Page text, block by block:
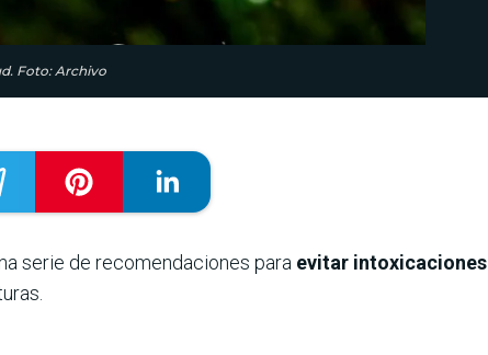
Foto: Archivo
serie de recomendaciones para evitar intoxicaciones